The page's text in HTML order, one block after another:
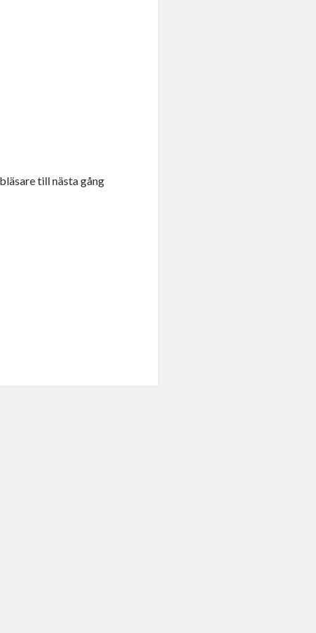
till nästa gång